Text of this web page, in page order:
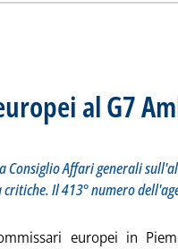
al G7
In programma Consiglio Affari
alle 11.41.
Consiglio Affari generali
Il 413° numero
europei in